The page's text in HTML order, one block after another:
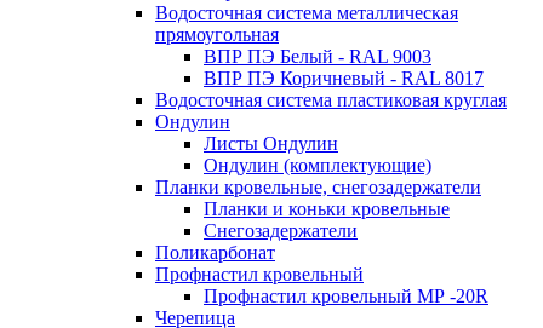
Водосточная система металлическая
прямоугольная
ВПР ПЭ Белый - RAL 9003
ВПР ПЭ Коричневый - RAL 8017
Водосточная система пластиковая круглая
Ондулин
Листы Ондулин
Ондулин (комплектующие)
Планки кровельные, снегозадержатели
Планки и коньки кровельные
Снегозадержатели
Поликарбонат
Профнастил кровельный
Профнастил кровельный МР -20R
Черепица